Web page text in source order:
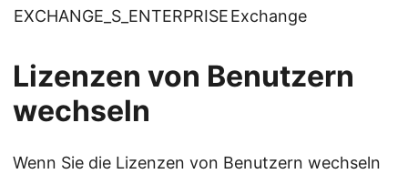
EXCHANGE_S_ENTERPRISEExchange
Lizenzen von Benutzern
wechseln
Wenn Sie die Lizenzen von Benutzern wechseln